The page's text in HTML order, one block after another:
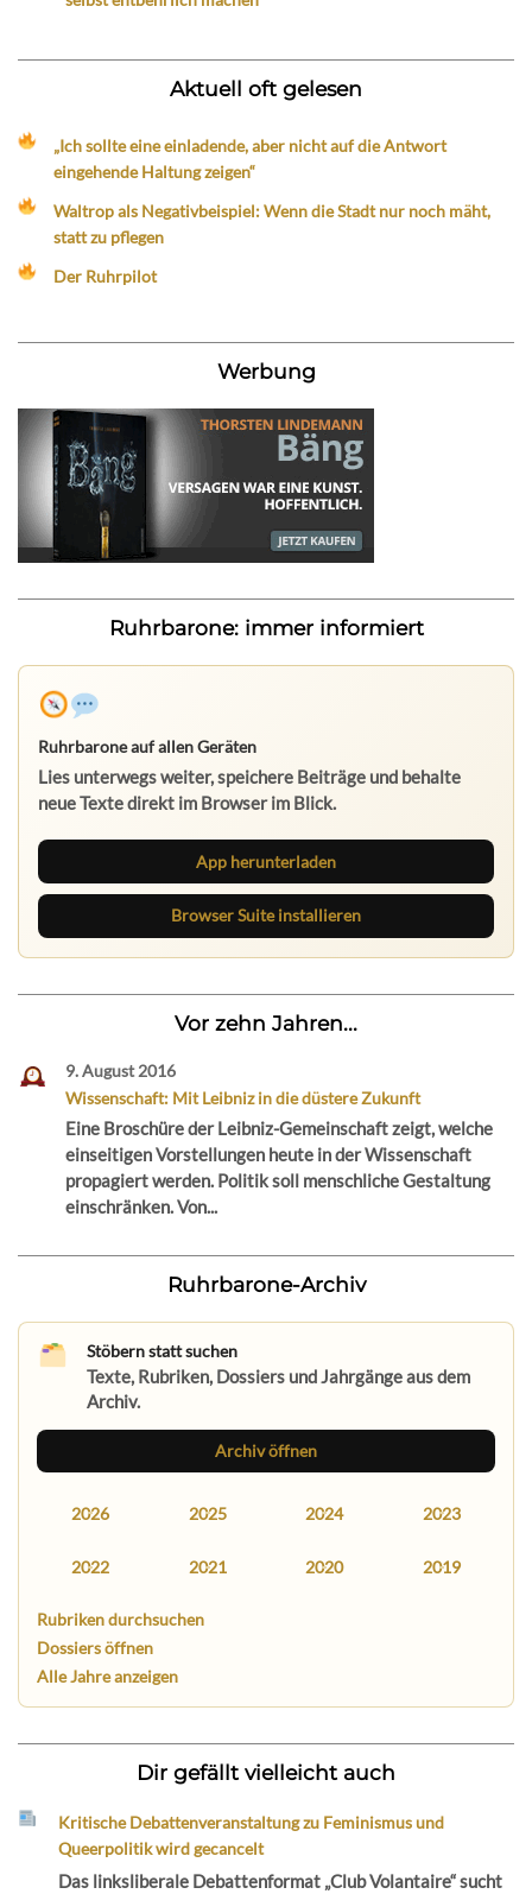
Aktuell oft gelesen
„Ich sollte eine einladende, aber nicht auf die Antwort
eingehende Haltung zeigen“
Waltrop als Negativbeispiel: Wenn die Stadt nur noch mäht,
statt zu pflegen
Der Ruhrpilot
Werbung
Ruhrbarone: immer informiert
Ruhrbarone auf allen Geräten
Lies unterwegs weiter, speichere Beiträge und behalte
neue Texte direkt im Browser im Blick.
App herunterladen
Browser Suite installieren
Vor zehn Jahren...
9. August 2016
Wissenschaft: Mit Leibniz in die düstere Zukunft
Eine Broschüre der Leibniz-Gemeinschaft zeigt, welche
einseitigen Vorstellungen heute in der Wissenschaft
propagiert werden. Politik soll menschliche Gestaltung
einschränken. Von...
Ruhrbarone-Archiv
Stöbern statt suchen
Texte, Rubriken, Dossiers und Jahrgänge aus dem
Archiv.
Archiv öffnen
2026 2025 2024 2023
2022 2021 2020 2019
Rubriken durchsuchen
Dossiers öffnen
Alle Jahre anzeigen
Dir gefällt vielleicht auch
Kritische Debattenveranstaltung zu Feminismus und
Queerpolitik wird gecancelt
Das linksliberale Debattenformat „Club Volantaire“ sucht